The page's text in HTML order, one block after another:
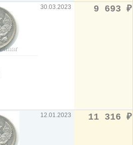
30.03.2023 9 693 ₽
12.01.2023 11 316 ₽